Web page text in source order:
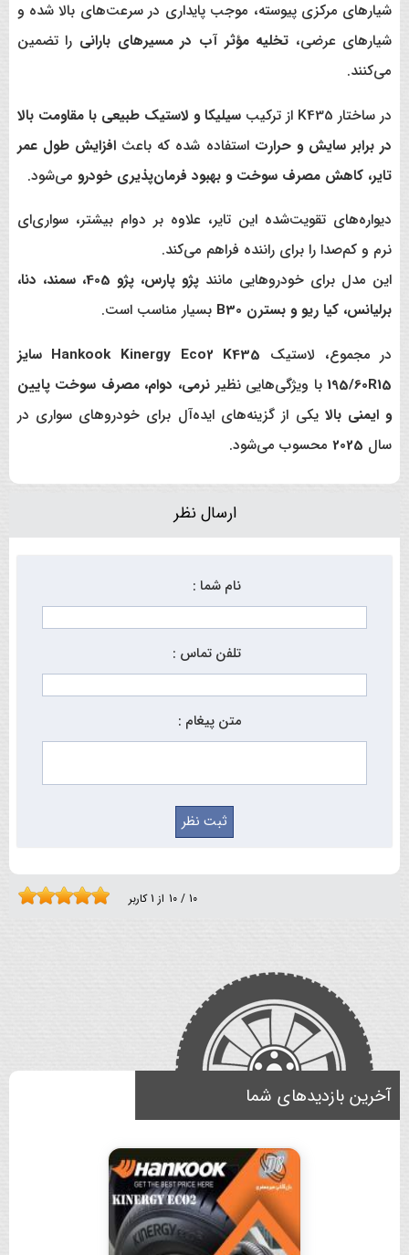
شیارهای مرکزی پیوسته، موجب پایداری در سرعت‌های بالا شده و
شیارهای عرضی، تخلیه مؤثر آب در مسیرهای بارانی را تضمین
می‌کنند.
در ساختار K435 از ترکیب
سیلیکا و لاستیک طبیعی با مقاومت بالا
در برابر سایش و حرارت استفاده شده که باعثافزایش طول عمر
تایر، کاهش مصرف سوخت و بهبود فرمان‌پذیری خودرو می‌شود.
دیواره‌های تقویت‌شده این تایر، علاوه بر دوام بیشتر، سواری‌ای
نرم و کم‌صدا را برای راننده فراهم می‌کند.
این مدل برای خودروهایی مانند
پژو پارس، پژو 405، سمند، دنا،
برلیانس، کیا ریو و بسترن B30
بسیار مناسب است.
در مجموع، لاستیک
Hankook Kinergy Eco2 K435 سایز
195/60R15 با ویژگی‌هایی نظیر نرمی، دوام، مصرف سوخت پایین
و ایمنی بالا یکی از گزینه‌های ایده‌آل برای خودروهای سواری در
سال 2025محسوب می‌شود.
ارسال نظر
نام شما :
تلفن تماس :
متن پیغام :
10 / 10 از 1کاربر
آخرین بازدیدهای شما